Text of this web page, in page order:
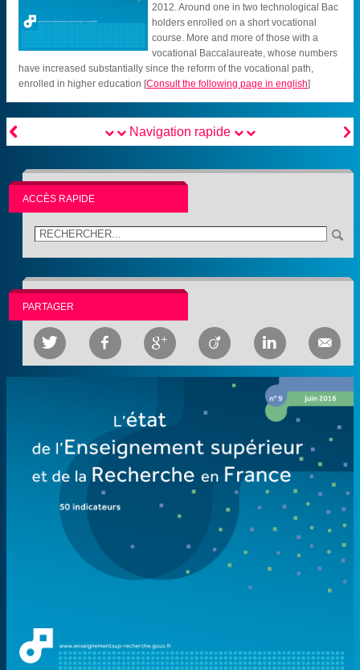
2012. Around one in two technological Bac
holders enrolled on a short vocational
course. More and more of those with a
vocational Baccalaureate, whose numbers
have increased substantially since the reform of the vocational path,
enrolled in higher education [Consult the following page in english]
 
Navigation rapide
ACCÈS RAPIDE
PARTAGER
     